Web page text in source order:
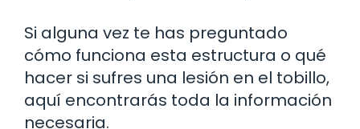
Si alguna vez te has preguntado
cómo funciona esta estructura o qué
hacer si sufres una lesión en el tobillo,
aquí encontrarás toda la información
necesaria.